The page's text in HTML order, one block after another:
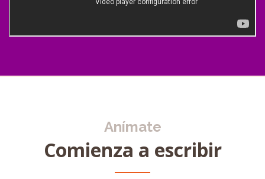
Anímate
Comienza a escribir